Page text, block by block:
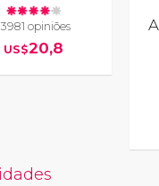
opiniões
US$20,8